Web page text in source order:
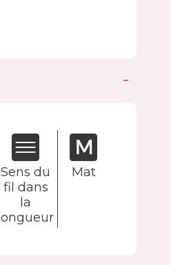
Sens du
fil dans
la
longueur
Mat